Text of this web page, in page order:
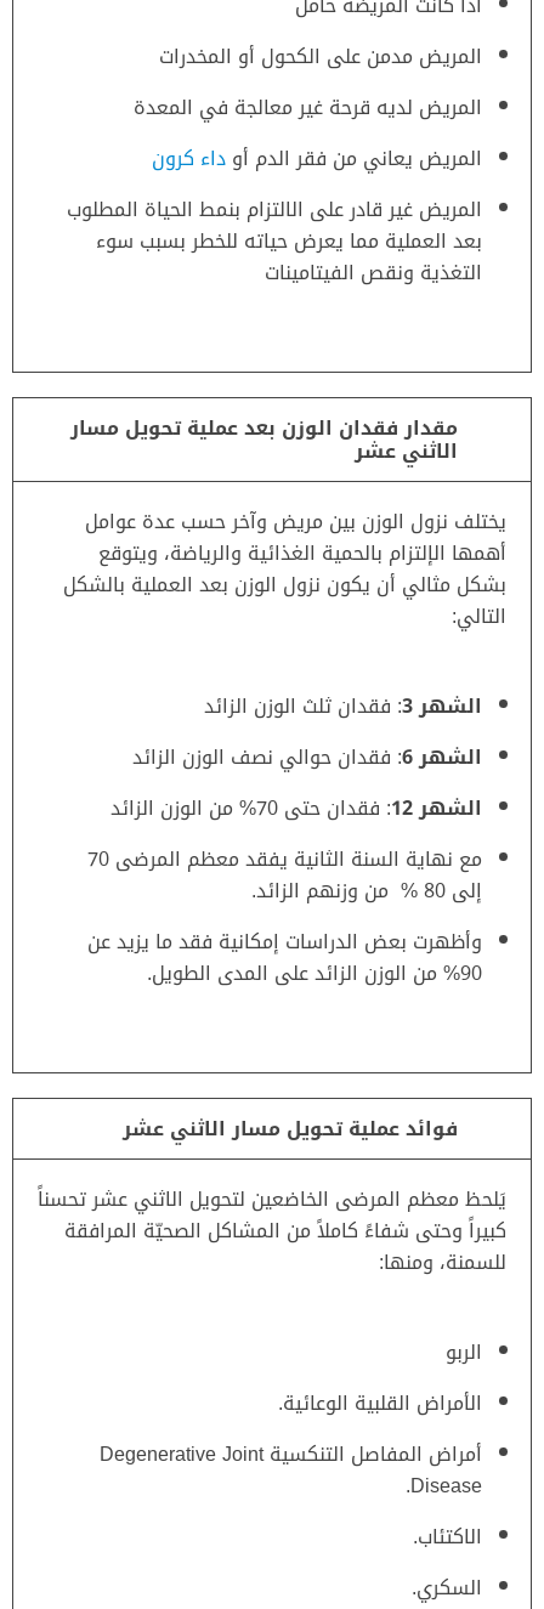
المريض مدمن على الكحول أو المخدرات
المريض لديه قرحة غير معالجة في المعدة
المريض يعاني من فقر الدم أوداء كرون
المريض غير قادر على الالتزام بنمط الحياة المطلوب
بعد العملية مما يعرض حياته للخطر بسبب سوء
التغذية ونقص الفيتامينات
مقدار فقدان الوزن بعد عملية تحويل مسار
الاثني عشر
يختلف نزول الوزن بين مريض وآخر حسب عدة عوامل
أهمها الإلتزام بالحمية الغذائية والرياضة، ويتوقع
بشكل مثالي أن يكون نزول الوزن بعد العملية بالشكل
التالي:
الشهر 3 : فقدان ثلث الوزن الزائد
الشهر 6 : فقدان حوالي نصف الوزن الزائد
الشهر 12
: فقدان حتى 70% من الوزن الزائد
مع نهاية السنة الثانية يفقد معظم المرضى 70
إلى 80 % من وزنهم الزائد.
وأظهرت بعض الدراسات إمكانية فقد ما يزيد عن
90% من الوزن الزائد على المدى الطويل.
فوائد عملية تحويل مسار الاثني عشر
يَلحظ معظم المرضى الخاضعين لتحويل الاثني عشر تحسناً
كبيراً وحتى شفاءً كاملاً من المشاكل الصحيّة المرافقة
للسمنة، ومنها:
الربو
الأمراض القلبية الوعائية.
أمراض المفاصل التنكسية Degenerative Joint
Disease.
الاكتئاب.
السكري.